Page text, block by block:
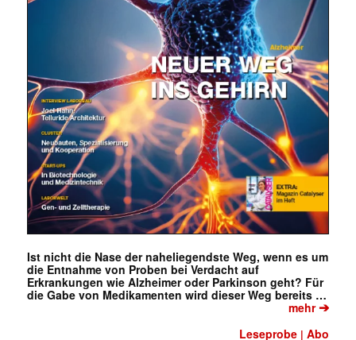
Ist nicht die Nase der naheliegendste Weg, wenn es um
die Entnahme von Proben bei Verdacht auf
Erkrankungen wie Alzheimer oder Parkinson geht? Für
die Gabe von Medikamenten wird dieser Weg bereits …
mehr➔
Leseprobe |Abo